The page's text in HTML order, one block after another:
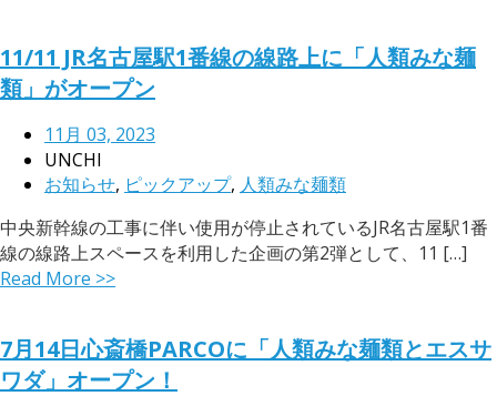
11/11 JR名古屋駅1番線の線路上に「人類みな麺
類」がオープン
11月 03, 2023
UNCHI
お知らせ, ピックアップ, 人類みな麺類
中央新幹線の工事に伴い使用が停止されているJR名古屋駅1番
線の線路上スペースを利用した企画の第2弾として、11 […]
Read More >>
7月14日心斎橋PARCOに「人類みな麺類とエスサ
ワダ」オープン！